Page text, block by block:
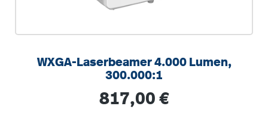
WXGA-Laserbeamer 4.000 Lumen,
300.000:1
Regulärer Preis:
817,00 €